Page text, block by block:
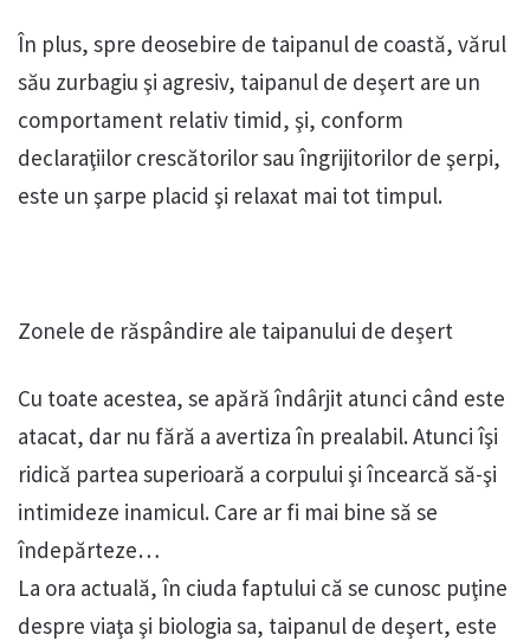
În plus, spre deosebire de taipanul de coastă, vărul
său zurbagiu şi agresiv, taipanul de deşert are un
comportament relativ timid, şi, conform
declaraţiilor crescătorilor sau îngrijitorilor de şerpi,
este un şarpe placid şi relaxat mai tot timpul.
Zonele de răspândire ale taipanului de deşert
Cu toate acestea, se apără îndârjit atunci când este
atacat, dar nu fără a avertiza în prealabil. Atunci îşi
ridică partea superioară a corpului şi încearcă să-şi
intimideze inamicul. Care ar fi mai bine să se
îndepărteze…
La ora actuală, în ciuda faptului că se cunosc puţine
despre viaţa şi biologia sa, taipanul de deşert, este